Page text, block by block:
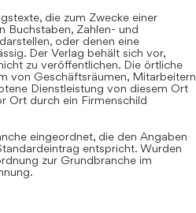
die zum Zwecke einer
Buchstaben, Zahlen- und
oder denen eine
Der Verlag behält sich vor,
zu veröffentlichen. Die örtliche
von Geschäftsräumen, Mitarbeitern
Dienstleistung von diesem Ort
Ort durch ein Firmenschild
eingeordnet, die den Angaben
entspricht. Wurden
zur Grundbranche im